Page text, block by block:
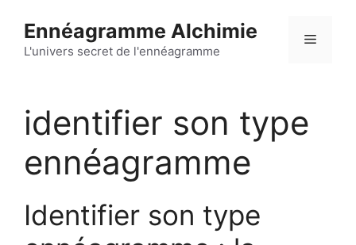
contenu
Ennéagramme Alchimie
L'univers secret de l'ennéagramme
Menu
identifier son type
ennéagramme
Identifier son type